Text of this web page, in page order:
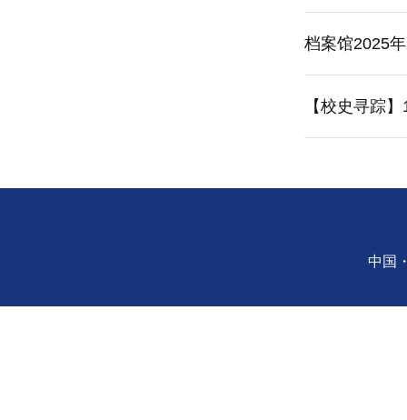
档案馆2025
【校史寻踪
中国